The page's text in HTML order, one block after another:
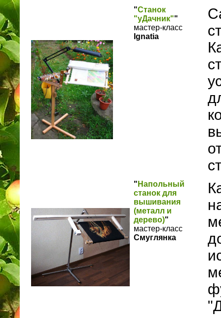
"Станок
"уДачник""
мастер-класс
Ignatia
" Напольный
станок для
вышивания
(металл и
дерево)"
мастер-класс
Смуглянка